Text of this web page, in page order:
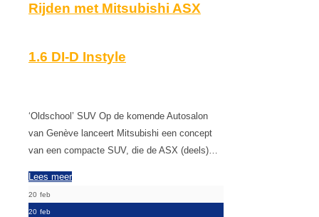
Rijden met Mitsubishi ASX
1.6 DI-D Instyle
‘Oldschool’ SUV Op de komende Autosalon
van Genève lanceert Mitsubishi een concept
van een compacte SUV, die de ASX (deels)…
Lees meer
20 feb
20 feb